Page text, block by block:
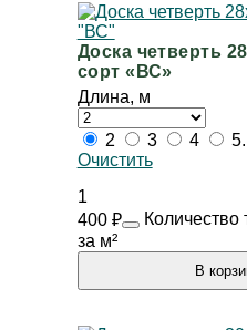
Доска четверть
сорт «ВС»
Длина, м
2 3 4
Очистить
1
400 ₽
за м²
Количество
В